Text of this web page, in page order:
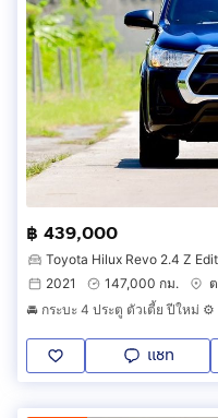
฿ 439,000
Toyota Hilux Revo 2.4 Z
2021
147,000 กม.
แชท